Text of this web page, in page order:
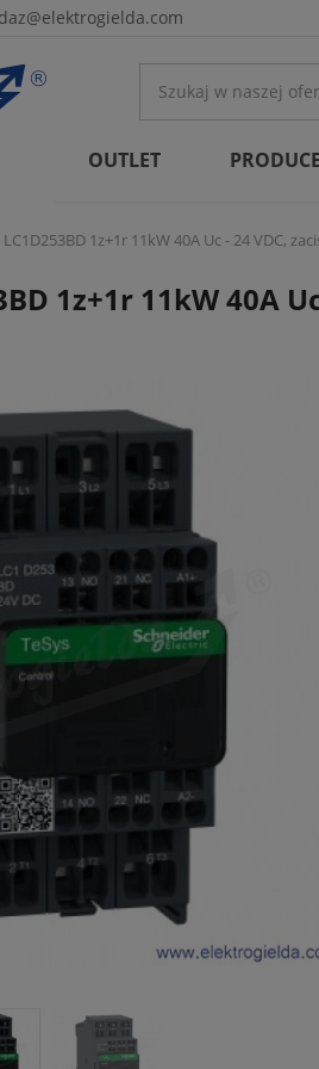
OUTLET
LC1D253BD 1z+1r 11kW 40A Uc - 24 VDC,
1z+1r 11kW 40A